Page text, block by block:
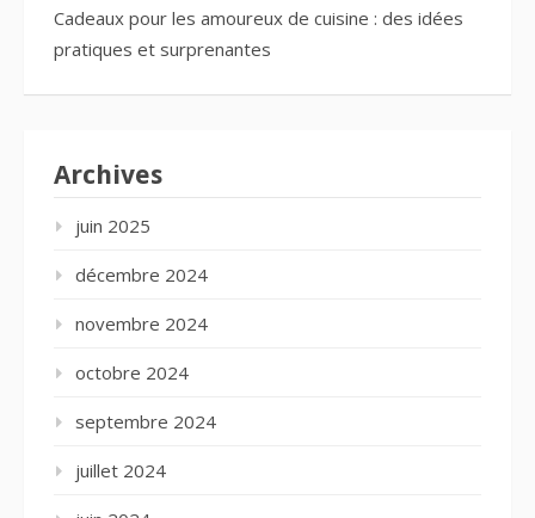
Cadeaux pour les amoureux de cuisine : des idées
pratiques et surprenantes
Archives
juin 2025
décembre 2024
novembre 2024
octobre 2024
septembre 2024
juillet 2024